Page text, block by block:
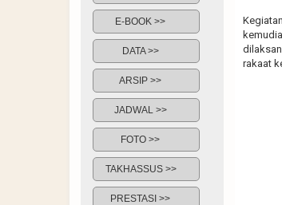
rakaat
E-BOOK >>
DATA >>
ARSIP >>
JADWAL >>
FOTO >>
TAKHASSUS >>
PRESTASI >>